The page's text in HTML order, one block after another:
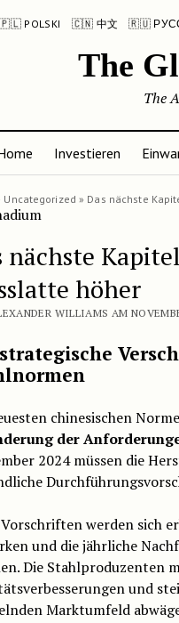
🇵🇱 POLSKI 🇨🇳 中文 🇷🇺
The
The
Investieren
Uncategorized » Das nächste
nächste
höher
WILLIAMS AM
chinesischen
der
2024 müssen die
Vorschriften werden sich
und die jährliche
Die Stahlproduzenten
und
Marktumfeld